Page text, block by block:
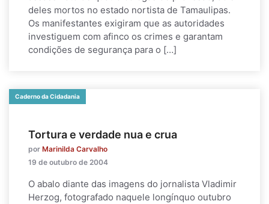
deles mortos no estado nortista de Tamaulipas.
Os manifestantes exigiram que as autoridades
investiguem com afinco os crimes e garantam
condições de segurança para o […]
Caderno da Cidadania
Tortura e verdade nua e crua
por Marinilda Carvalho
19 de outubro de 2004
O abalo diante das imagens do jornalista Vladimir
Herzog, fotografado naquele longínquo outubro